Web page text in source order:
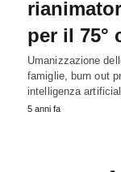
per il 75°
Umanizzazione
famiglie, burn out
intelligenza
5 anni fa